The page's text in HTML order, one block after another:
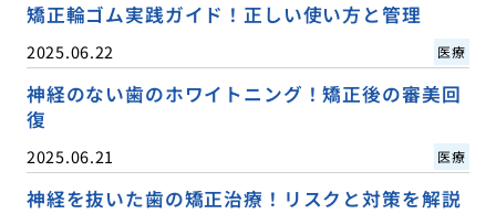
矯正輪ゴム実践ガイド！正しい使い方と管理
2025.06.22 医療
神経のない歯のホワイトニング！矯正後の審美回
復
2025.06.21 医療
神経を抜いた歯の矯正治療！リスクと対策を解説